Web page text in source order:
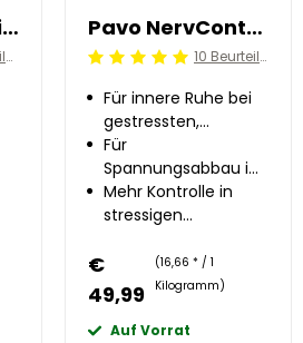
Pavo MuscleBuild 3 kg
5 Beurteilung
Pavo NervControl 3 kg
Beoordeling: 5/5 10 Beurteilung
Für innere Ruhe bei
gestressten,
nervösen Pferden
Für
Spannungsabbau im
Körper
Mehr Kontrolle in
stressigen
€
49,99
(16,66 * / 1
Kilogramm)
Auf Vorrat